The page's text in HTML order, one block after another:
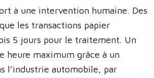
à une intervention humaine. Des
les transactions papier
5 jours pour le traitement. Un
heure maximum grâce à un
l’industrie automobile, par